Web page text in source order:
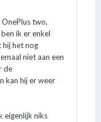
two,
ik er enkel
hij het nog
niet aan een
de
kan hij er weer
eigenlijk niks